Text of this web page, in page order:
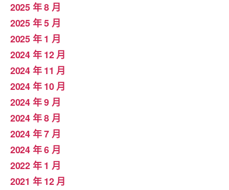
2025 年 8 月
2025 年 5 月
2025 年 1 月
2024 年 12 月
2024 年 11 月
2024 年 10 月
2024 年 9 月
2024 年 8 月
2024 年 7 月
2024 年 6 月
2022 年 1 月
2021 年 12 月